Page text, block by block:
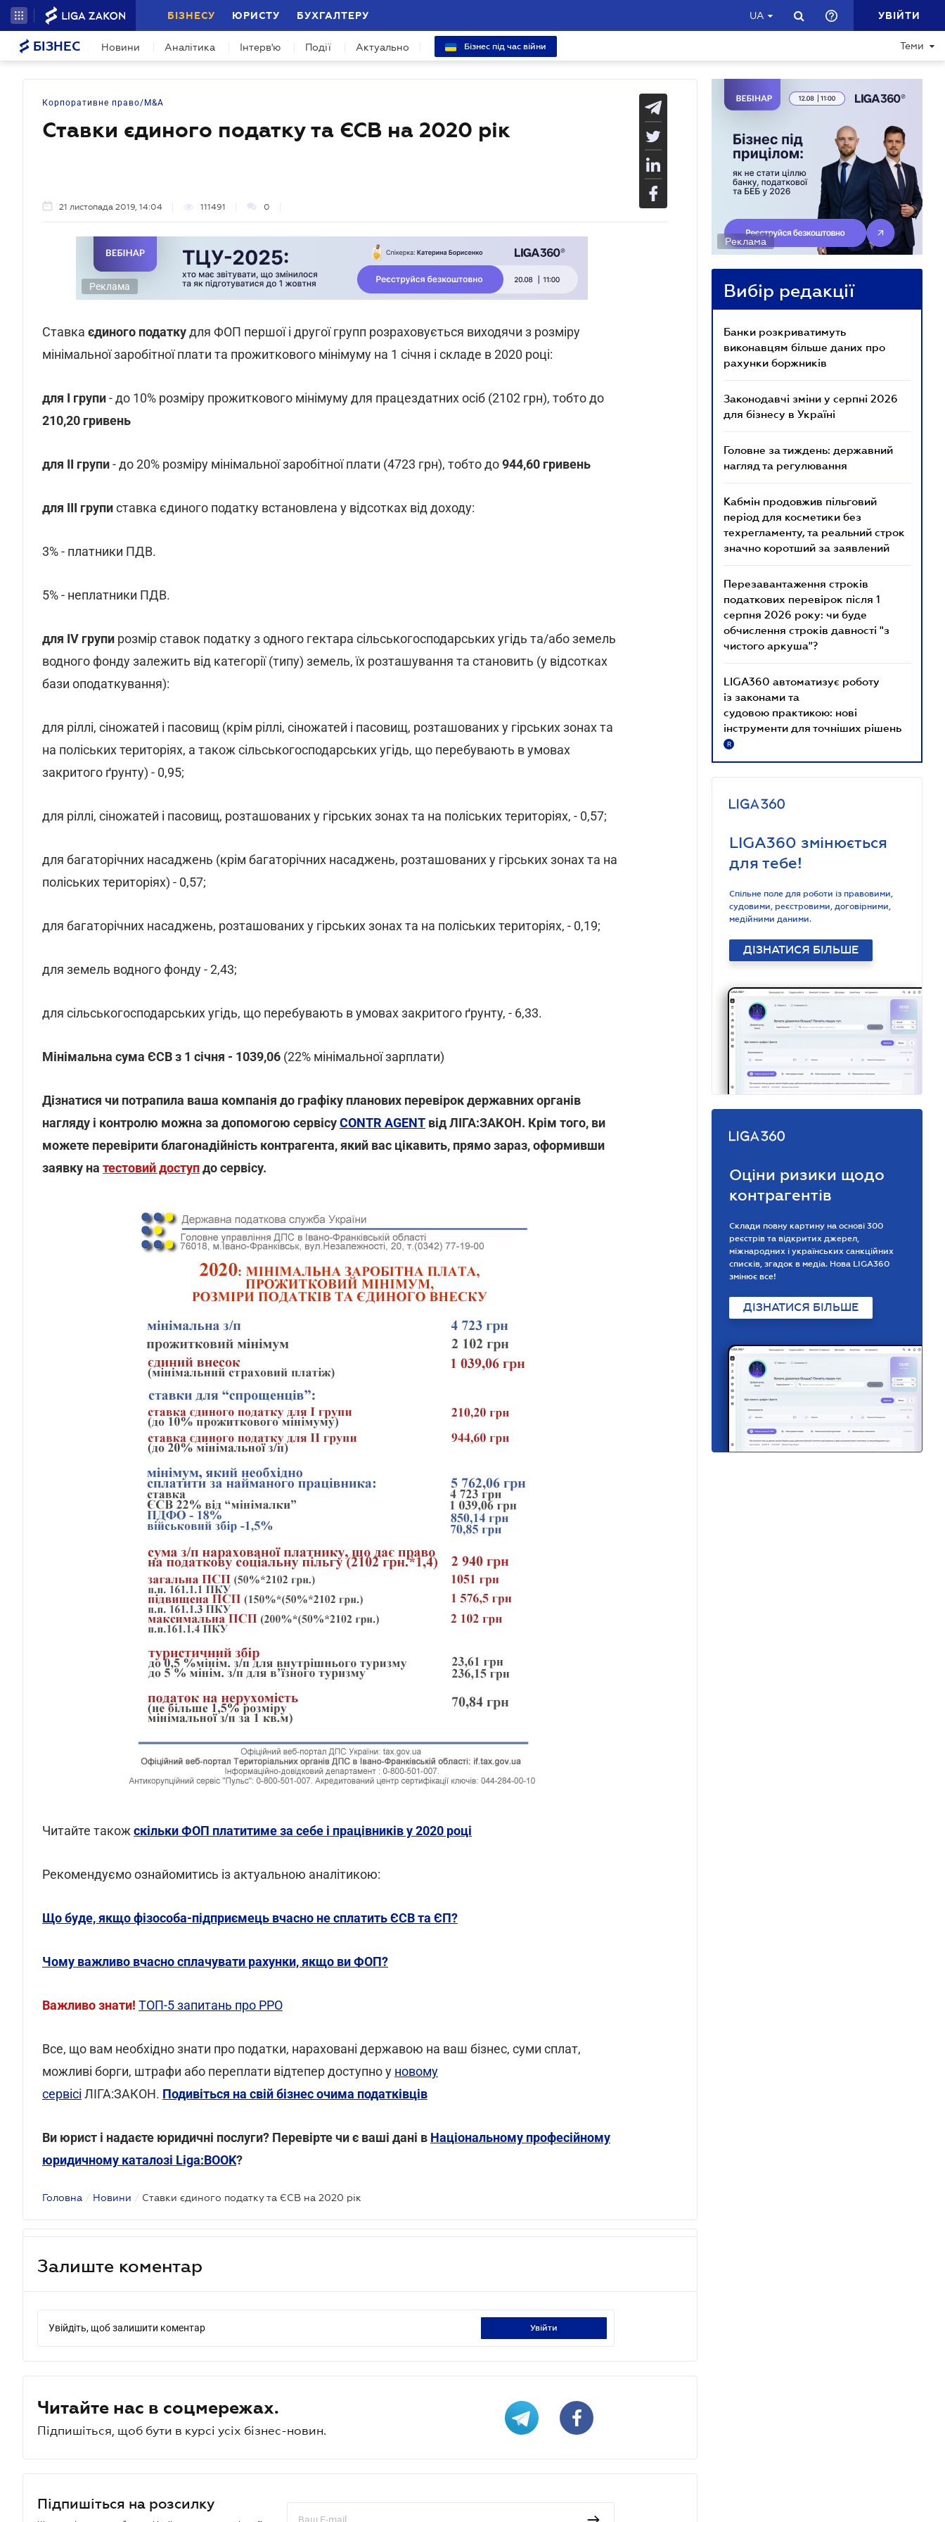
БІЗНЕСУ ЮРИСТУ БУХГАЛТЕРУ UA УВІЙТИ
БІЗНЕС Новини Аналітика Інтерв'ю Події Актуально Бізнес під час війни Теми
Корпоративне право/M&A
Ставки єдиного податку та ЄСВ на 2020 рік
21 листопада 2019, 14:04 111491 0
Реклама
Ставка єдиного податкудля ФОП першої і другої гpупп розраховується виходячи з розміру
мінімальної заробітної плати та прожиткового мінімуму нa 1 січня і складе в 2020 році:
для I групи- до 10% розміру прожиткового мінімуму для працездатних осіб (2102 грн), тобто дo
210,20 гривень
для II групи- до 20% розміру мінімальної заробітної плати (4723 грн), тобто дo944,60 гривeнь
для III групиставка єдиного податку встановлена у відсотках від доходу:
3% - платники ПДВ.
5% - неплатники ПДВ.
для IV групи розмір ставок податку з одного гектара сільськогосподарських угідь та/або земель
водного фонду залежить від категорії (типу) земель, їх розташування та становить (у відсотках
бази оподаткування):
для ріллі, сіножатей і пасовищ (крім ріллі, сіножатей і пасовищ, розташованих у гірських зонах та
на поліських територіях, а також сільськогосподарських угідь, що перебувають в умовах
закритого ґрунту) - 0,95;
для ріллі, сіножатей і пасовищ, розташованих у гірських зонах та на поліських територіях, - 0,57;
для багаторічних насаджень (крім багаторічних насаджень, розташованих у гірських зонах та на
поліських територіях) - 0,57;
для багаторічних насаджень, розташованих у гірських зонах та на поліських територіях, - 0,19;
для земель водного фонду - 2,43;
для сільськогосподарських угідь, що перебувають в умовах закритого ґрунту, - 6,33.
Мінімальна сума ЄСВ з 1 січня - 1039,06 (22% мінімальної зарплати)
Дізнатися чи потрапила ваша компанія до графіку планових перевірок державних органів
нагляду і контролю можна за допомогою сервісуCONTR AGENT від ЛІГА:ЗАКОН. Крім того, ви
можете перевірити благонадійність контрагента, який вас цікавить, прямо зараз, оформивши
заявку на тестовий доступдо сервісу.
Читайте також скільки ФОП платитиме за себе і працівників у 2020 році
Рекомендуємо ознайомитись із актуальною аналітикою:
Що буде, якщо фізособа-підприємець вчасно не сплатить ЄСВ та ЄП?
Чому важливо вчасно сплачувати рахунки, якщо ви ФОП?
Важливо знати! ТОП-5 запитань про РРО
Все, що вам необхідно знати про податки, нараховані державою на ваш бізнес, суми сплат,
можливі борги, штрафи або переплати відтепер доступно у новому
сервісі ЛІГА:ЗАКОН. Подивіться на свій бізнес очима податківців
Ви юрист і надаєте юридичні послуги? Перевірте чи є ваші дані в Національному професійному
юридичному каталозі Liga:BOOK?
Головна / Новини / Ставки єдиного податку та ЄСВ на 2020 рік
Залиште коментар
Увійдіть, щоб залишити коментар увійти
Читайте нас в соцмережах.
Підпишіться, щоб бути в курсі усіх бізнес-новин.
Підпишіться на розсилку
Реклама
Вибір редакції
Банки розкриватимуть
виконавцям більше даних про
рахунки боржників
Законодавчі зміни у серпні 2026
для бізнесу в Україні
Головне за тиждень: державний
нагляд та регулювання
Кабмін продовжив пільговий
період для косметики без
техрегламенту, та реальний строк
значно коротший за заявлений
Перезавантаження строків
податкових перевірок після 1
серпня 2026 року: чи буде
обчислення строків давності "з
чистого аркуша"?
LIGA360 автоматизує роботу
із законами та
судовою практикою: нові
інструменти для точніших рішень
R
LIGA360 змінюється
для тебе!
Спільне поле для роботи із правовими,
судовими, реєстровими, договірними,
медійними даними.
ДІЗНАТИСЯ БІЛЬШЕ
Оціни ризики щодо
контрагентів
Склади повну картину на основі 300
реєстрів та відкритих джерел,
міжнародних і українських санкційних
списків, згадок в медіа. Нова LIGA360
змінює все!
ДІЗНАТИСЯ БІЛЬШЕ